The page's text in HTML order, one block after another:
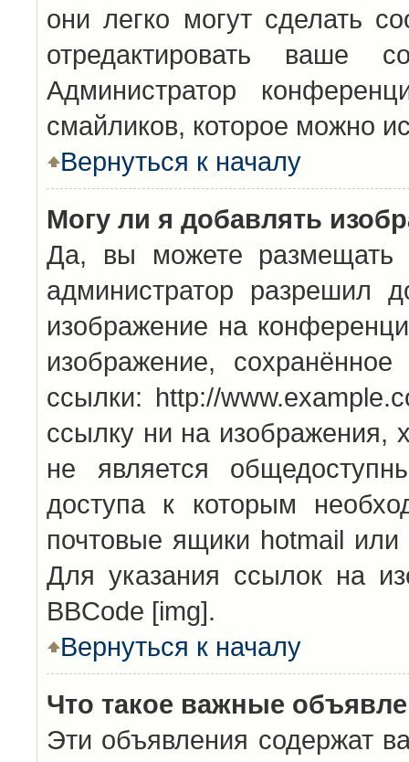
они легко могут сделать
отредактировать ваше
Администратор
смайликов, которое можно
Вернуться к началу
Могу ли я добавлять
Да, вы можете размещать
администратор разрешил
изображение на
изображение,
ссылки: http://
ссылку ни на
не является
доступа к которым
почтовые ящики hotmail
Для указания ссылок на
BBCode [img].
Вернуться к началу
Что такое важные
Эти объявления содержат